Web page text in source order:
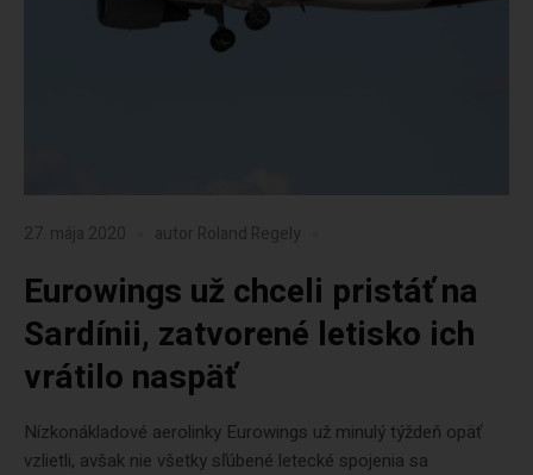
27. mája 2020 autor Roland Regely
Eurowings už chceli pristáť na
Sardínii, zatvorené letisko ich
vrátilo naspäť
Nízkonákladové aerolinky Eurowings už minulý týždeň opäť
vzlietli, avšak nie všetky sľúbené letecké spojenia sa